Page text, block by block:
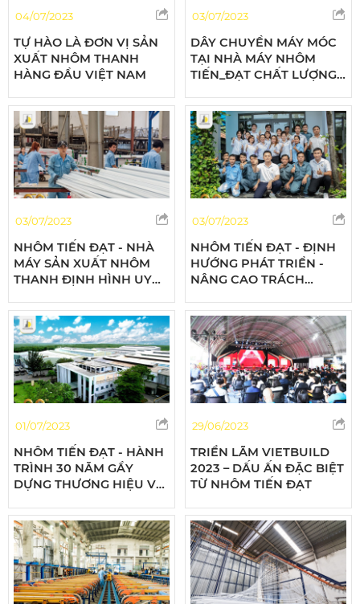
04/07/2023
TỰ HÀO LÀ ĐƠN VỊ SẢN
XUẤT NHÔM THANH
HÀNG ĐẦU VIỆT NAM
03/07/2023
DÂY CHUYỀN MÁY MÓC
TẠI NHÀ MÁY NHÔM
TIẾN_ĐẠT CHẤT LƯỢNG
03/07/2023
NHÔM TIẾN ĐẠT - NHÀ
MÁY SẢN XUẤT NHÔM
THANH ĐỊNH HÌNH UY
NAM
03/07/2023
NHÔM TIẾN ĐẠT - ĐỊNH
HƯỚNG PHÁT TRIỂN -
NÂNG CAO TRÁCH
01/07/2023
NHÔM TIẾN ĐẠT - HÀNH
TRÌNH 30 NĂM GẦY
DỰNG THƯƠNG HIỆU VÀ
29/06/2023
TRIỂN LÃM VIETBUILD
2023 – DẤU ẤN ĐẶC BIỆT
TỪ NHÔM TIẾN ĐẠT